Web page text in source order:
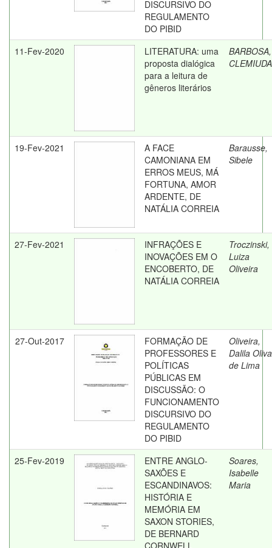
DISCURSIVO DO
REGULAMENTO
DO PIBID
11-Fev-2020
LITERATURA: uma
proposta dialógica
para a leitura de
gêneros literários
BARBOSA,
CLEMIUDA
19-Fev-2021
A FACE
CAMONIANA EM
ERROS MEUS, MÁ
FORTUNA, AMOR
ARDENTE, DE
NATÁLIA CORREIA
Barausse,
Sibele
27-Fev-2021
INFRAÇÕES E
INOVAÇÕES EM O
ENCOBERTO, DE
NATÁLIA CORREIA
Troczinski,
Luiza
Oliveira
27-Out-2017
FORMAÇÃO DE
PROFESSORES E
POLÍTICAS
PÚBLICAS EM
DISCUSSÃO: O
FUNCIONAMENTO
DISCURSIVO DO
REGULAMENTO
DO PIBID
Oliveira,
Dalila Oliva
de Lima
25-Fev-2019
ENTRE ANGLO-
SAXÕES E
ESCANDINAVOS:
HISTÓRIA E
MEMÓRIA EM
SAXON STORIES,
DE BERNARD
CORNWELL
Soares,
Isabelle
Maria